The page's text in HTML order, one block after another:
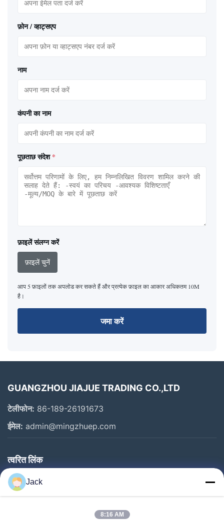
फ़ोन / व्हाट्सएप
नाम
कंपनी का नाम
पूछताछ संदेश *
फ़ाइलें संलग्न करें
फ़ाइलें चुनें
आप 5 फ़ाइलों तक अपलोड कर सकते हैं और प्रत्येक फ़ाइल का आकार अधिकतम 10M
है।
जमा करें
GUANGZHOU JIAJUE TRADING CO.,LTD
टेलीफोन: 86-189-26191673
ईमेल: admin@mingzhuep.com
त्वरित लिंक
घर
उत्पाद
Jack
8:16 AM